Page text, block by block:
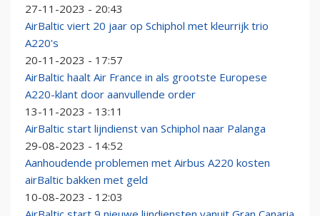
27-11-2023 - 20:43
AirBaltic viert 20 jaar op Schiphol met kleurrijk trio
A220's
20-11-2023 - 17:57
AirBaltic haalt Air France in als grootste Europese
A220-klant door aanvullende order
13-11-2023 - 13:11
AirBaltic start lijndienst van Schiphol naar Palanga
29-08-2023 - 14:52
Aanhoudende problemen met Airbus A220 kosten
airBaltic bakken met geld
10-08-2023 - 12:03